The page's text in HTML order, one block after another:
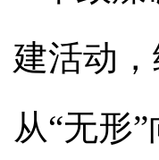
建活动
从“无形